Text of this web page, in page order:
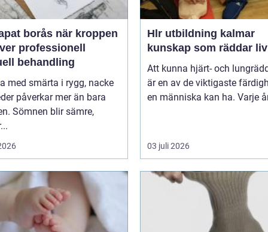
när kroppen
professionell
behandling
med smärta i rygg, nacke
påverkar mer än bara
Sömnen blir sämre,
Hlr utbildning kalmar
kunskap som räddar liv
Att kunna hjärt- och
är en av de viktigaste
en människa kan ha. Varje
03 juli 2026